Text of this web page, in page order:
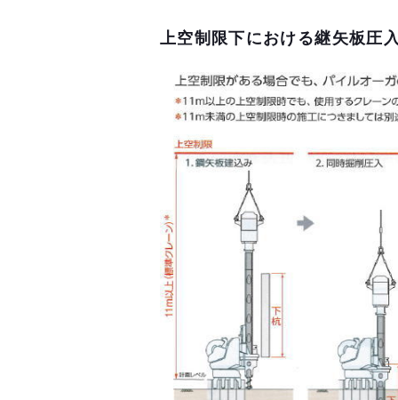
上空制限下における継矢板圧